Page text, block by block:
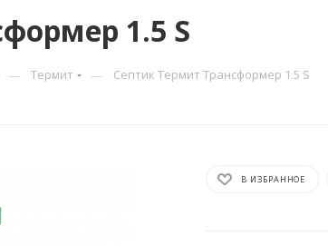
1.5 S
— Термит — Септик Термит Трансформер 1.5 S
В ИЗБРАННОЕ